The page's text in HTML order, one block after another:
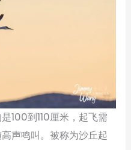
100到110厘米，起飞需
声鸣叫。被称为沙丘起